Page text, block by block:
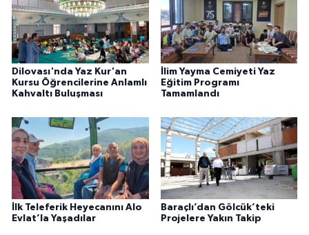
Dilovası'nda Yaz Kur'an
Kursu Öğrencilerine Anlamlı
Kahvaltı Buluşması
İlim Yayma Cemiyeti Yaz
Eğitim Programı
Tamamlandı
İlk Teleferik Heyecanını Alo
Evlat’la Yaşadılar
Baraçlı’dan Gölcük’teki
Projelere Yakın Takip